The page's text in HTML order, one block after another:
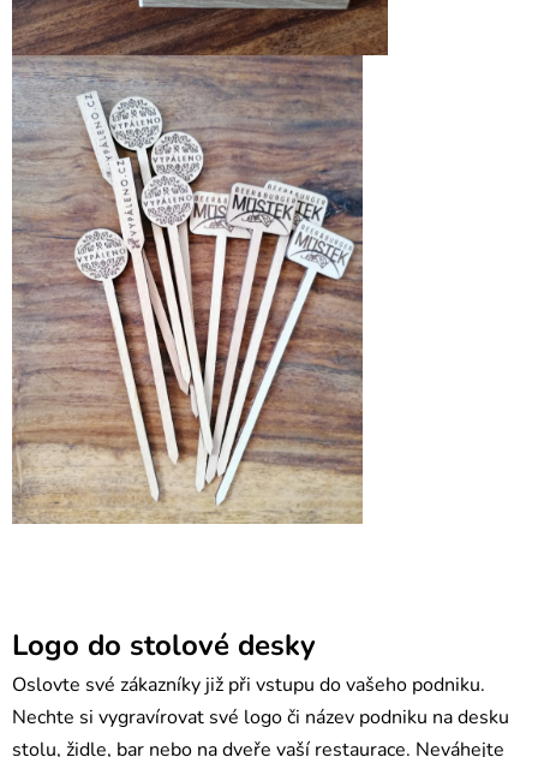
Logo do stolové desky
Oslovte své zákazníky již při vstupu do vašeho podniku.
Nechte si vygravírovat své logo či název podniku na desku
stolu, židle, bar nebo na dveře vaší restaurace. Neváhejte